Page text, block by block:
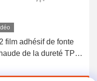
film adhésif de fonte
de la dureté TPU
sans couture